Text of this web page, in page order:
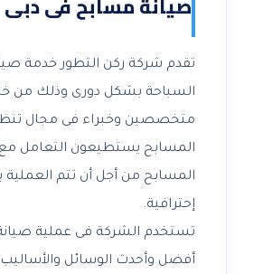
تقدم شركة ركن التطور خدمة
السباحة بشكل دورى وذلك من
متخصصين وخبراء فى مجال
المسابح يستطيعون التعامل مع
المسابح من أجل أن تتم العملية
إحترافية.
تستخدم الشركة فى عملية
أفضل وأحدث الوسائل